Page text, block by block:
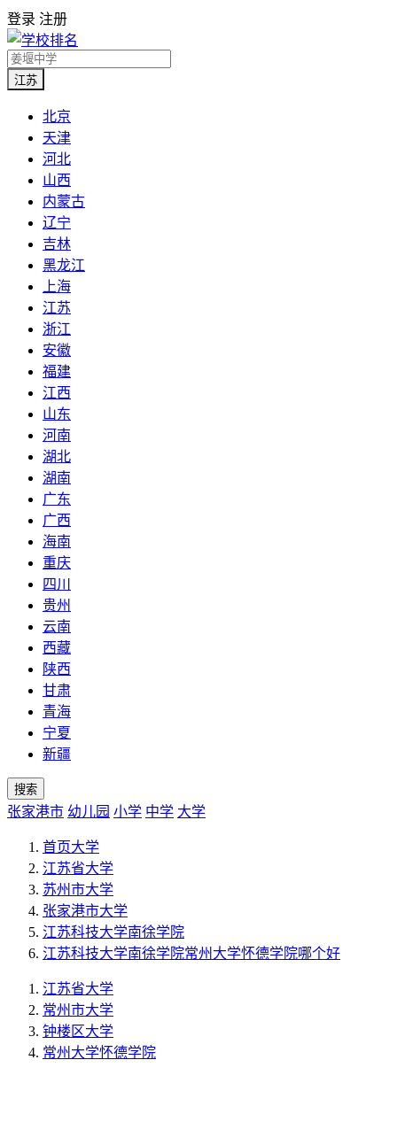
登录 注册
江苏
北京
天津
河北
山西
内蒙古
辽宁
吉林
黑龙江
上海
江苏
浙江
安徽
福建
江西
山东
河南
湖北
湖南
广东
广西
海南
重庆
四川
贵州
云南
西藏
陕西
甘肃
青海
宁夏
新疆
搜索
张家港市 幼儿园 小学 中学 大学
首页大学
江苏省大学
苏州市大学
张家港市大学
江苏科技大学南徐学院
江苏科技大学南徐学院常州大学怀德学院哪个好
江苏省大学
常州市大学
钟楼区大学
常州大学怀德学院